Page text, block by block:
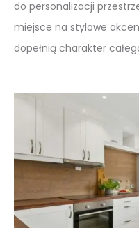
do personalizacji
miejsce na stylowe
dopełnią charakter